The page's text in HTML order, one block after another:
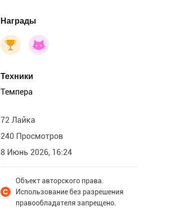
Награды
Техники
Темпера
72 Лайка
240 Просмотров
8 Июнь 2026, 16:24
Объект авторского права.
Использование без разрешения
правообладателя запрещено.